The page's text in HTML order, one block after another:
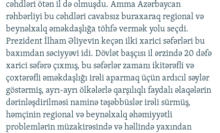
cəhdləri ötən il də olmuşdu. Amma Azərbaycan
rəhbərliyi bu cəhdləri cavabsız buraxaraq regional və
beynəlxalq əməkdaşlığa töhfə vermək yolu seçdi.
Prezident İlham Əliyevin keçən ilki xarici səfərləri bu
baxımdan səciyyəvi idi. Dövlət başçısı il ərzində 20 dəfə
xarici səfərə çıxmış, bu səfərlər zamanı ikitərəfli və
çoxtərəfli əməkdaşlığı irəli aparmaq üçün ardıcıl səylər
göstərmiş, ayrı-ayrı ölkələrlə qarşılıqlı faydalı əlaqələrin
dərinləşdirilməsi naminə təşəbbüslər irəli sürmüş,
həmçinin regional və beynəlxalq əhəmiyyətli
problemlərin müzakirəsində və həllində yaxından